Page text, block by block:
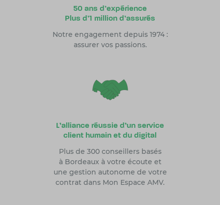
50 ans d’expérience
Plus d’1 million d’assurés
Notre engagement depuis 1974 :
assurer vos passions.
L'alliance réussie d'un service
client humain et du digital
Plus de 300 conseillers basés
à Bordeaux à votre écoute et
une gestion autonome de votre
contrat dans Mon Espace AMV.